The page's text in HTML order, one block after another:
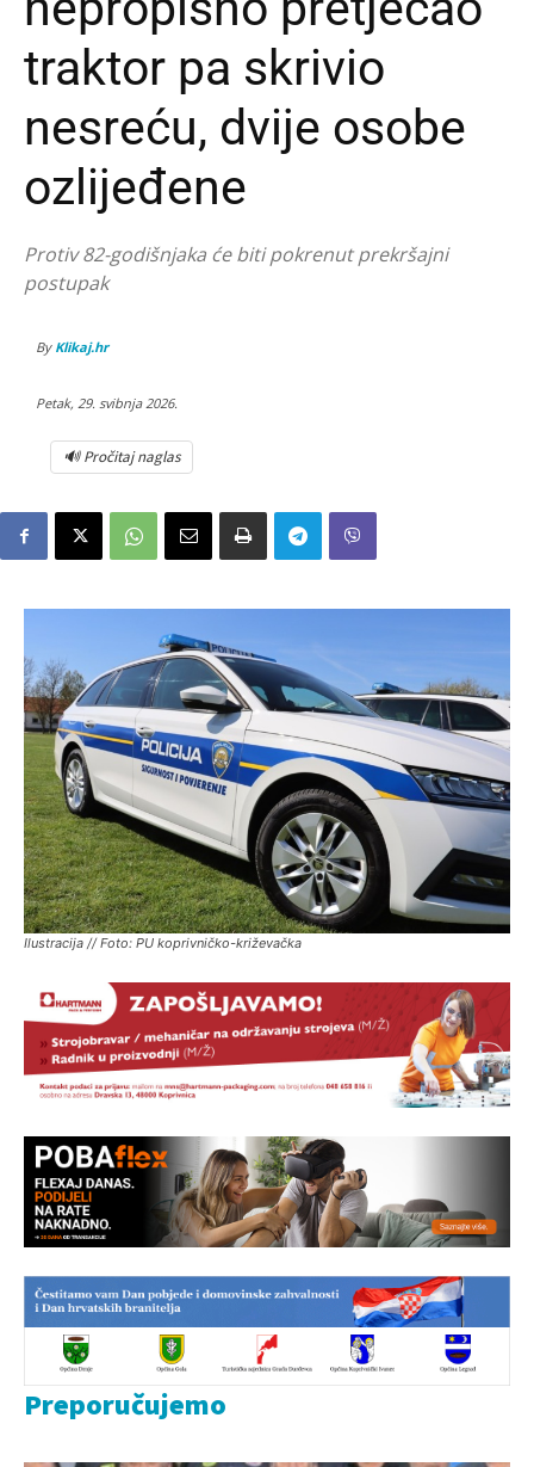
traktor pa skrivio
nesreću, dvije osobe
ozlijeđene
Protiv 82-godišnjaka će biti pokrenut prekršajni
postupak
By Klikaj.hr
Petak, 29. svibnja 2026.
🔊 Pročitaj naglas
Ilustracija // Foto: PU koprivničko-križevačka
Preporučujemo